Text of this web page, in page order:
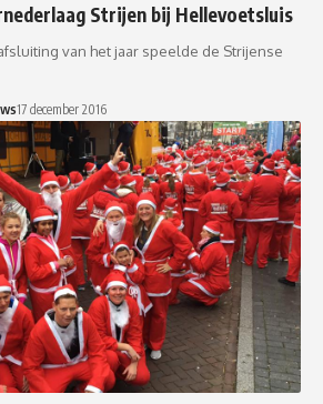
Strijen bij Hellevoetsluis
afsluiting van het jaar speelde de Strijense
17 december 2016